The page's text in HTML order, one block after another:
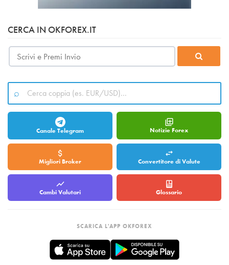
CERCA IN OKFOREX.IT
Canale Telegram Notizie Forex
Migliori Broker Convertitore di Valute
Cambi Valutari Glossario
SCARICA L'APP OKFOREX